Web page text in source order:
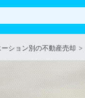
ーション別の不動産売却 >